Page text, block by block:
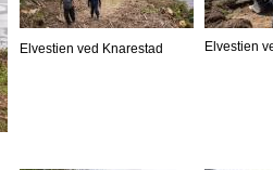
Elvestien ved Knarestad Elvestien